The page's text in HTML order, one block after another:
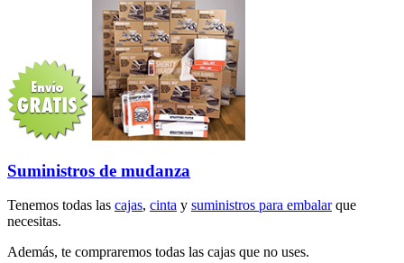
Suministros de mudanza
Tenemos todas las cajas, cinta y suministros para embalarque
necesitas.
Además, te compraremos todas las cajas que no uses.